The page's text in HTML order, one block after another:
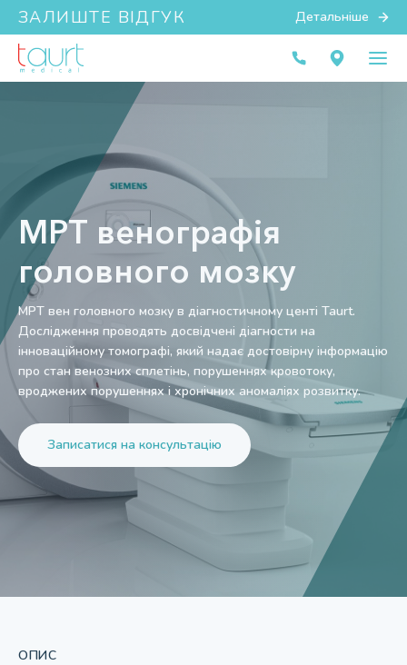
ЗАЛИШТЕ ВІДГУК Детальніше
МРТ венографія
головного мозку
МРТ вен головного мозку в діагностичному центі Taurt.
Дослідження проводять досвідчені діагности на
інноваційному томографі, який надає достовірну інформацію
про стан венозних сплетінь, порушеннях кровотоку,
вроджених порушеннях і хронічних аномаліях розвитку.
Записатися на консультацію
ОПИС